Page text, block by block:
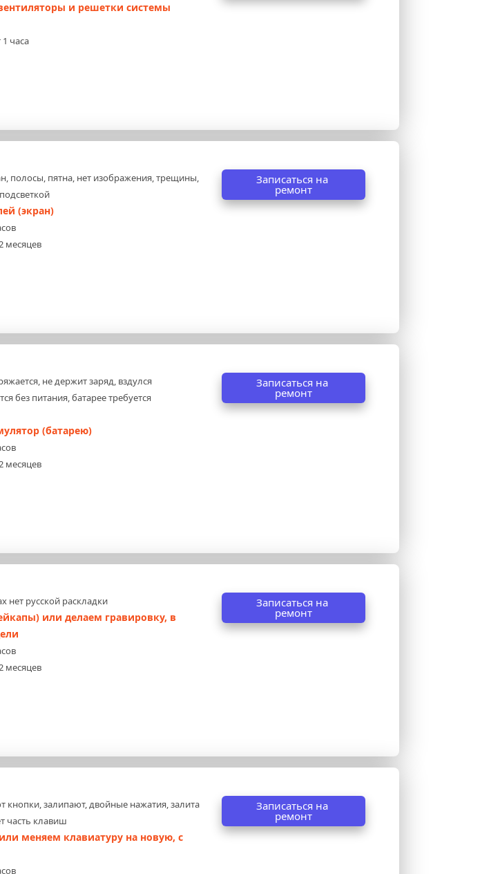
и решетки системы
1 часа
полосы, пятна, нет изображения, трещины,
(экран)
месяцев
Записаться на
ремонт
не держит заряд, вздулся
без питания, батарее требуется
(батарею)
месяцев
Записаться на
ремонт
нет русской раскладки
или делаем гравировку, в
месяцев
Записаться на
ремонт
кнопки, залипают, двойные нажатия, залита
часть клавиш
меняем клавиатуру на новую, с
Записаться на
ремонт